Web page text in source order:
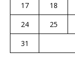
17
18
24
25
31